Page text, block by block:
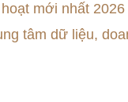
mới nhất 2026
tâm dữ liệu,